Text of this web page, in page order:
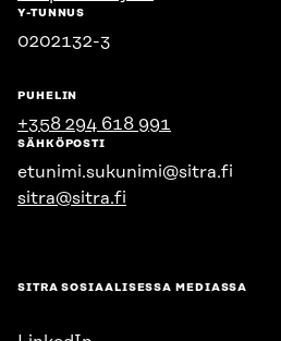
Y-TUNNUS
0202132-3
PUHELIN
+358 294 618 991
SÄHKÖPOSTI
etunimi.sukunimi@sitra.fi
sitra@sitra.fi
SITRA SOSIAALISESSA MEDIASSA